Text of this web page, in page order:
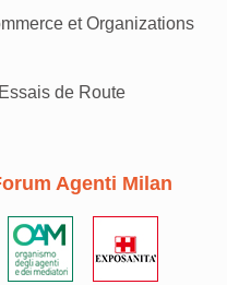
et Organizations
de Route
Agenti Milan